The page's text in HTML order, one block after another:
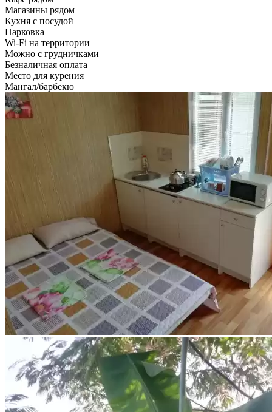
Магазины рядом
Кухня с посудой
Парковка
Wi-Fi на территории
Можно с грудничками
Безналичная оплата
Место для курения
Мангал/барбекю